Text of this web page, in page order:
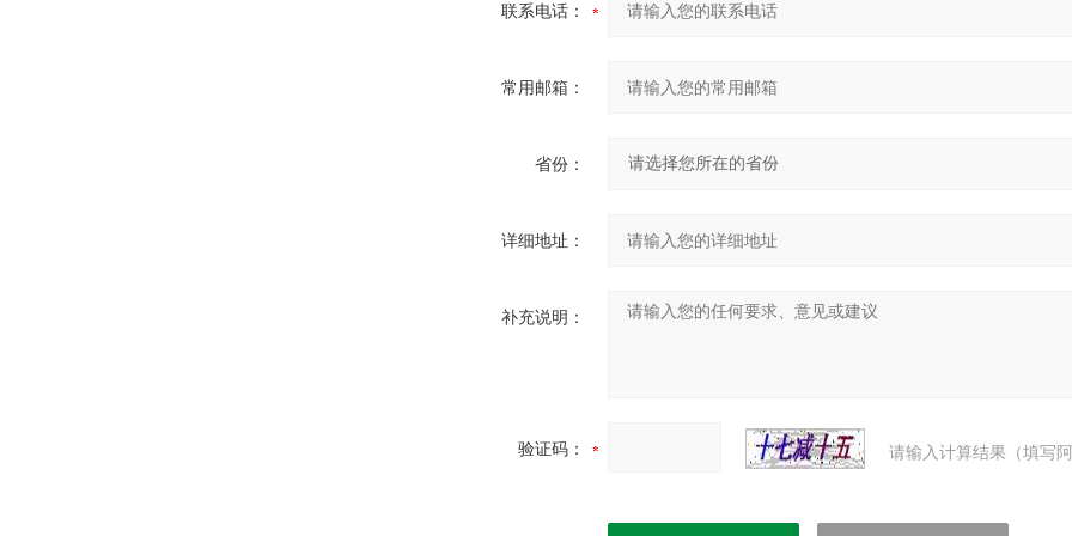
联系电话：
常用邮箱：
省份：
详细地址：
补充说明：
验证码： 请输入计算结果（填写